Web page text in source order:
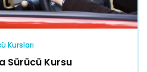
Kursları
Sürücü Kursu